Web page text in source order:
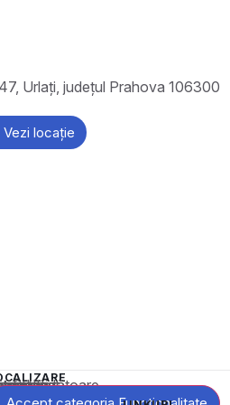
Urlați, județul Prahova 106300
Vezi locație
de cookie-uri.